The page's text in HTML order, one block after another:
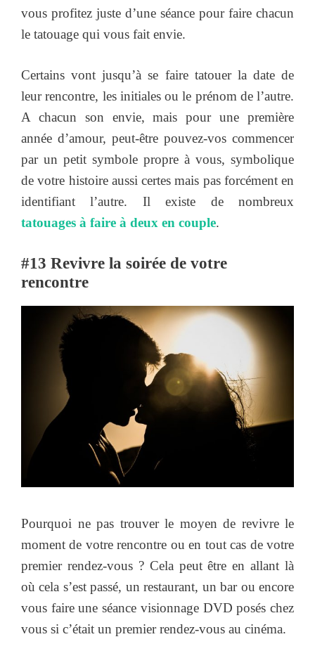
vous profitez juste d’une séance pour faire chacun
le tatouage qui vous fait envie.
Certains vont jusqu’à se faire tatouer la date de
leur rencontre, les initiales ou le prénom de l’autre.
A chacun son envie, mais pour une première
année d’amour, peut-être pouvez-vos commencer
par un petit symbole propre à vous, symbolique
de votre histoire aussi certes mais pas forcément en
identifiant l’autre. Il existe de nombreux
tatouages à faire à deux en couple.
#13 Revivre la soirée de votre
rencontre
Pourquoi ne pas trouver le moyen de revivre le
moment de votre rencontre ou en tout cas de votre
premier rendez-vous ? Cela peut être en allant là
où cela s’est passé, un restaurant, un bar ou encore
vous faire une séance visionnage DVD posés chez
vous si c’était un premier rendez-vous au cinéma.